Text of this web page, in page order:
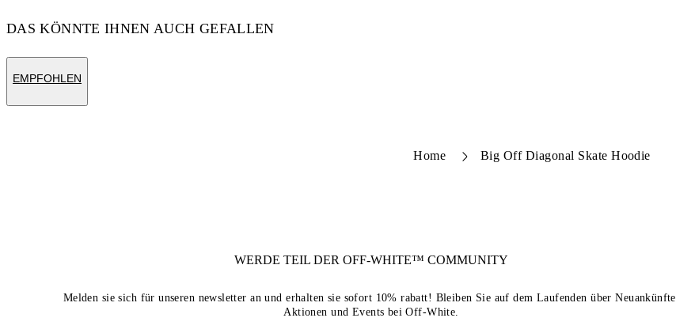
DAS KÖNNTE IHNEN AUCH GEFALLEN
EMPFOHLEN
Home Big Off Diagonal Skate Hoodie
WERDE TEIL DEROFF-WHITE™ COMMUNITY
Melden sie sich für unseren newsletter an und erhalten sie sofort 10% rabatt! Bleiben Sie auf dem Laufenden über Neuankünfte,
Aktionen und Events bei Off-White.